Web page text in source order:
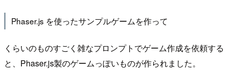
Phaser.js を使ったサンプルゲームを作って
くらいのものすごく雑なプロンプトでゲーム作成を依頼する
と、Phaser.js製のゲームっぽいものが作られました。